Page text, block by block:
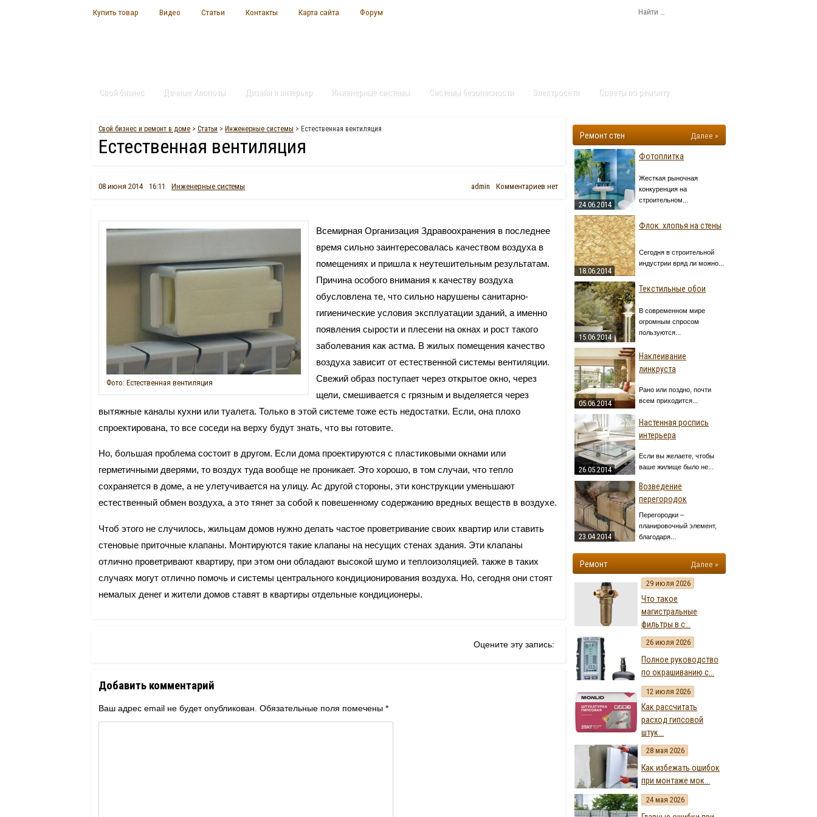
Купить товар Видео Статьи Контакты Карта сайта Форум
Свой бизнес Дачные Хлопоты Дизайн и интерьер Инженерные системы Системы безопасности Электросети Советы по ремонту
Свой бизнес и ремонт в доме > Статьи > Инженерные системы > Естественная вентиляция
Естественная вентиляция
08 июня 2014 16:11 Инженерные системы admin Комментариев нет
Фото: Естественная вентиляция
Всемирная Организация Здравоохранения в последнее
время сильно заинтересовалась качеством воздуха в
помещениях и пришла к неутешительным результатам.
Причина особого внимания к качеству воздуха
обусловлена те, что сильно нарушены санитарно-
гигиенические условия эксплуатации зданий, а именно
появления сырости и плесени на окнах и рост такого
заболевания как астма. В жилых помещения качество
воздуха зависит от естественной системы вентиляции.
Свежий образ поступает через открытое окно, через
щели, смешивается с грязным и выделяется через
вытяжные каналы кухни или туалета. Только в этой системе тоже есть недостатки. Если, она плохо
спроектирована, то все соседи на верху будут знать, что вы готовите.
Но, большая проблема состоит в другом. Если дома проектируются с пластиковыми окнами или
герметичными дверями, то воздух туда вообще не проникает. Это хорошо, в том случаи, что тепло
сохраняется в доме, а не улетучивается на улицу. Ас другой стороны, эти конструкции уменьшают
естественный обмен воздуха, а это тянет за собой к повешенному содержанию вредных веществ в воздухе.
Чтоб этого не случилось, жильцам домов нужно делать частое проветривание своих квартир или ставить
стеновые приточные клапаны. Монтируются такие клапаны на несущих стенах здания. Эти клапаны
отлично проветривают квартиру, при этом они обладают высокой шумо и теплоизоляцией. также в таких
случаях могут отлично помочь и системы центрального кондиционирования воздуха. Но, сегодня они стоят
немалых денег и жители домов ставят в квартиры отдельные кондиционеры.
Оцените эту запись:
Добавить комментарий
Ваш адрес email не будет опубликован. Обязательные поля помечены *
Ремонт стен Далее »
24.06.2014
Фотоплитка
Жесткая рыночная
конкуренция на
строительном...
18.06.2014
Флок: хлопья на стены
Сегодня в строительной
индустрии вряд ли можно...
15.06.2014
Текстильные обои
В современном мире
огромным спросом
пользуются...
05.06.2014
Наклеивание
линкруста
Рано или поздно, почти
всем приходится...
26.05.2014
Настенная роспись
интерьера
Если вы желаете, чтобы
ваше жилище было не...
23.04.2014
Возведение
перегородок
Перегородки –
планировочный элемент,
благодаря...
Ремонт Далее »
29 июля 2026
Что такое
магистральные
фильтры в с...
26 июля 2026
Полное руководство
по окрашиванию с...
12 июля 2026
Как рассчитать
расход гипсовой
штук...
28 мая 2026
Как избежать ошибок
при монтаже мок...
24 мая 2026